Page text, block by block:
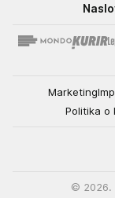
Marketing
Politika o
© 2026.